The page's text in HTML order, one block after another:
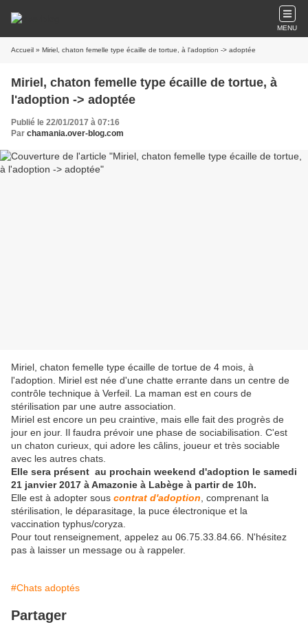
MENU
Accueil » Miriel, chaton femelle type écaille de tortue, à l'adoption -> adoptée
Miriel, chaton femelle type écaille de tortue, à
l'adoption -> adoptée
Publié le 22/01/2017 à 07:16
Par chamania.over-blog.com
Miriel, chaton femelle type écaille de tortue de 4 mois, à
l'adoption. Miriel est née d'une chatte errante dans un centre de
contrôle technique à Verfeil. La maman est en cours de
stérilisation par une autre association.
Miriel est encore un peu craintive, mais elle fait des progrès de
jour en jour. Il faudra prévoir une phase de sociabilisation. C'est
un chaton curieux, qui adore les câlins, joueur et très sociable
avec les autres chats.
Elle sera présent au prochain weekend d'adoption le samedi
21 janvier 2017 à Amazonie à Labège à partir de 10h.
Elle est à adopter sous contrat d'adoption , comprenant la
stérilisation, le déparasitage, la puce électronique et la
vaccination typhus/coryza.
Pour tout renseignement, appelez au 06.75.33.84.66. N'hésitez
pas à laisser un message ou à rappeler.
#Chats adoptés
Partager